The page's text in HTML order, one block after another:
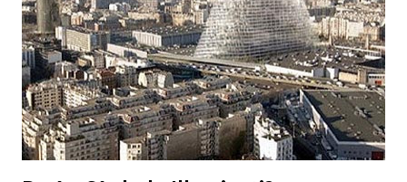
nos muestran una teoría, que para nada es descabellada, una
teoría que todos los investigadores del fenómeno OVNI
deberían tener presente. En este audio, de gran calidad nos
muestran otra visión del fenómeno y os recomiendo
escucharlo varias veces para hacer que vuestras neuronas
se pregunten ...